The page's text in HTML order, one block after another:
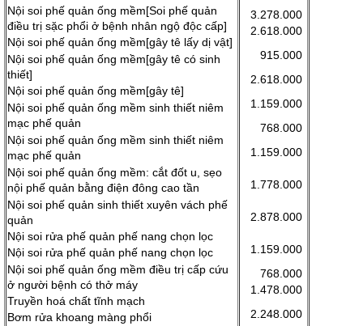
Nội soi phế quản ống mềm[Soi phế quản
điều trị sặc phổi ở bệnh nhân ngộ độc cấp]
Nội soi phế quản ống mềm[gây tê lấy dị vật]
Nội soi phế quản ống mềm[gây tê có sinh
thiết]
Nội soi phế quản ống mềm[gây tê]
Nội soi phế quản ống mềm sinh thiết niêm
mạc phế quản
Nội soi phế quản ống mềm sinh thiết niêm
mạc phế quản
Nội soi phế quản ống mềm: cắt đốt u, sẹo
nội phế quản bằng điện đông cao tần
Nội soi phế quản sinh thiết xuyên vách phế
quản
Nội soi rửa phế quản phế nang chọn lọc
Nội soi rửa phế quản phế nang chọn lọc
Nội soi phế quản ống mềm điều trị cấp cứu
ở người bệnh có thở máy
Truyền hoá chất tĩnh mạch
Bơm rửa khoang màng phổi
3.278.000
2.618.000
915.000
2.618.000
1.159.000
768.000
1.159.000
1.778.000
2.878.000
1.159.000
768.000
1.478.000
2.248.000